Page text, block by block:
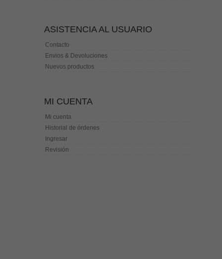
ASISTENCIA AL USUARIO
Contacto
Envios & Devoluciones
Nuevos productos
MI CUENTA
Mi cuenta
Historial de órdenes
Ingresar
Revisión